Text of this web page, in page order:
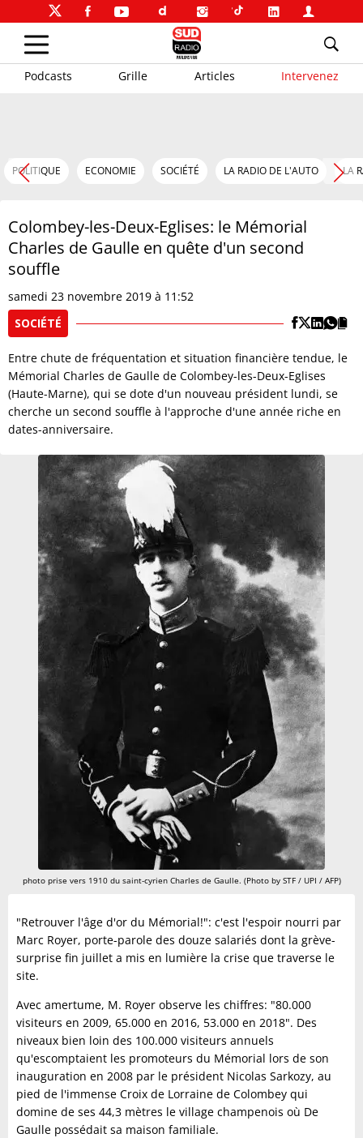
Podcasts Grille Articles Intervenez
POLITIQUE ECONOMIE SOCIÉTÉ LA RADIO DE L'AUTO LA
Colombey-les-Deux-Eglises: le Mémorial
Charles de Gaulle en quête d'un second
souffle
samedi 23 novembre 2019 à 11:52
SOCIÉTÉ
Entre chute de fréquentation et situation financière tendue, le
Mémorial Charles de Gaulle de Colombey-les-Deux-Eglises
(Haute-Marne), qui se dote d'un nouveau président lundi, se
cherche un second souffle à l'approche d'une année riche en
dates-anniversaire.
photo prise vers 1910 du saint-cyrien Charles de Gaulle. (Photo by STF / UPI / AFP)
"Retrouver l'âge d'or du Mémorial!": c'est l'espoir nourri par
Marc Royer, porte-parole des douze salariés dont la grève-
surprise fin juillet a mis en lumière la crise que traverse le
site.
Avec amertume, M. Royer observe les chiffres: "80.000
visiteurs en 2009, 65.000 en 2016, 53.000 en 2018". Des
niveaux bien loin des 100.000 visiteurs annuels
qu'escomptaient les promoteurs du Mémorial lors de son
inauguration en 2008 par le président Nicolas Sarkozy, au
pied de l'immense Croix de Lorraine de Colombey qui
domine de ses 44,3 mètres le village champenois où De
Gaulle possédait sa maison familiale.